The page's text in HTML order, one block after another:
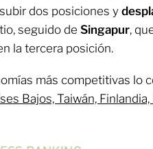
dos posiciones y
seguido de Singapur,
la tercera posición.
más competitivas lo
Bajos, Taiwán,